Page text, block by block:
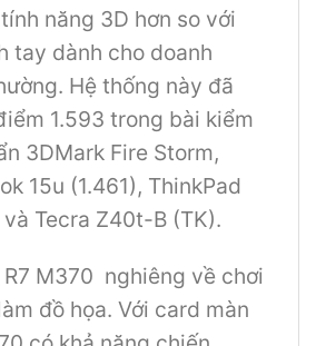
năng 3D hơn so với
tay dành cho doanh
Hệ thống này đã
1.593 trong bài kiểm
3DMark Fire Storm,
15u (1.461), ThinkPad
Tecra Z40t-B (TK).
R7 M370 nghiêng về chơi
đồ họa. Với card màn